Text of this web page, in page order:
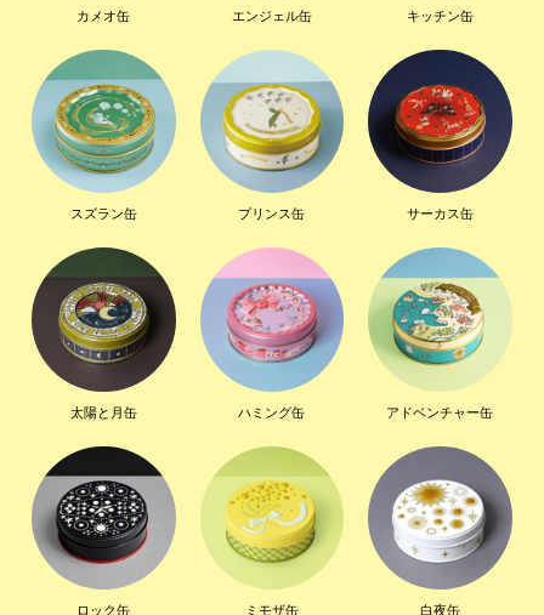
カメオ缶 エンジェル缶 キッチン缶
スズラン缶 プリンス缶 サーカス缶
太陽と月缶 ハミング缶 アドベンチャー缶
ロック缶 ミモザ缶 白夜缶